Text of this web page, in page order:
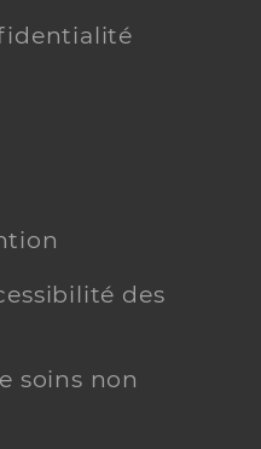
des
soins non